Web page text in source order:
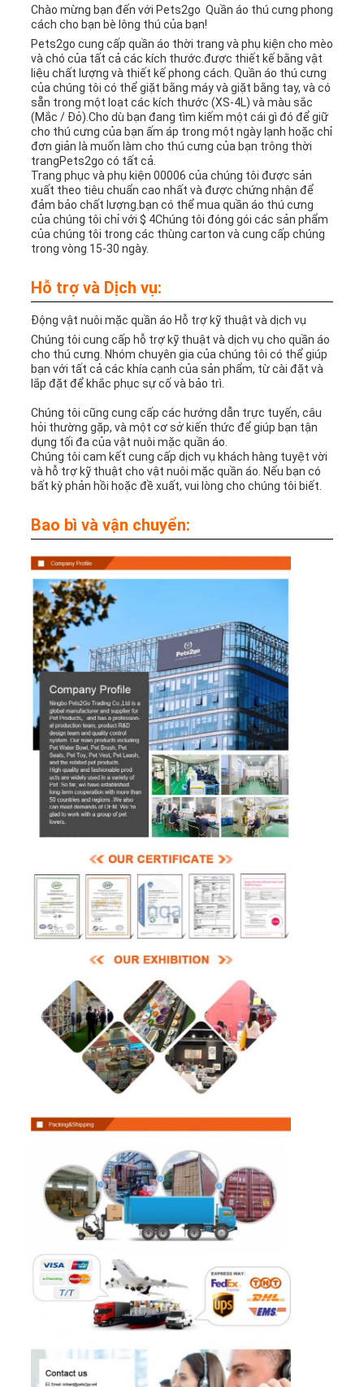
Chào mừng bạn đến với Pets2go ️ Quần áo thú cưng phong
cách cho bạn bè lông thú của bạn!
Pets2go cung cấp quần áo thời trang và phụ kiện cho mèo
và chó của tất cả các kích thước.được thiết kế bằng vật
liệu chất lượng và thiết kế phong cách. Quần áo thú cưng
của chúng tôi có thể giặt bằng máy và giặt bằng tay, và có
sẵn trong một loạt các kích thước (XS-4L) và màu sắc
(Mắc / Đỏ).Cho dù bạn đang tìm kiếm một cái gì đó để giữ
cho thú cưng của bạn ấm áp trong một ngày lạnh hoặc chỉ
đơn giản là muốn làm cho thú cưng của bạn trông thời
trangPets2go có tất cả.
Trang phục và phụ kiện 00006 của chúng tôi được sản
xuất theo tiêu chuẩn cao nhất và được chứng nhận để
đảm bảo chất lượng.bạn có thể mua quần áo thú cưng
của chúng tôi chỉ với $ 4Chúng tôi đóng gói các sản phẩm
của chúng tôi trong các thùng carton và cung cấp chúng
trong vòng 15-30 ngày.
Hỗ trợ và Dịch vụ:
Động vật nuôi mặc quần áo Hỗ trợ kỹ thuật và dịch vụ
Chúng tôi cung cấp hỗ trợ kỹ thuật và dịch vụ cho quần áo
cho thú cưng. Nhóm chuyên gia của chúng tôi có thể giúp
bạn với tất cả các khía cạnh của sản phẩm, từ cài đặt và
lắp đặt để khắc phục sự cố và bảo trì.
Chúng tôi cũng cung cấp các hướng dẫn trực tuyến, câu
hỏi thường gặp, và một cơ sở kiến thức để giúp bạn tận
dụng tối đa của vật nuôi mặc quần áo.
Chúng tôi cam kết cung cấp dịch vụ khách hàng tuyệt vời
và hỗ trợ kỹ thuật cho vật nuôi mặc quần áo. Nếu bạn có
bất kỳ phản hồi hoặc đề xuất, vui lòng cho chúng tôi biết.
Bao bì và vận chuyển: